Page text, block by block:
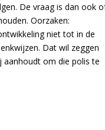
De vraag is dan ook
Oorzaken:
niet tot in de
Dat wil zeggen
aanhoudt om die polis te